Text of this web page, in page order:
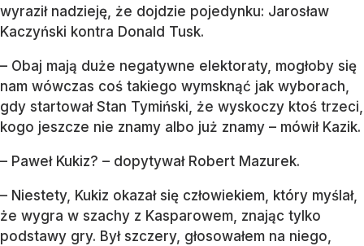
wyraził nadzieję, że dojdzie pojedynku: Jarosław
Kaczyński kontra Donald Tusk.
– Obaj mają duże negatywne elektoraty, mogłoby się
nam wówczas coś takiego wymsknąć jak wyborach,
gdy startował Stan Tymiński, że wyskoczy ktoś trzeci,
kogo jeszcze nie znamy albo już znamy – mówił Kazik.
– Paweł Kukiz? – dopytywał Robert Mazurek.
– Niestety, Kukiz okazał się człowiekiem, który myślał,
że wygra w szachy z Kasparowem, znając tylko
podstawy gry. Był szczery, głosowałem na niego,